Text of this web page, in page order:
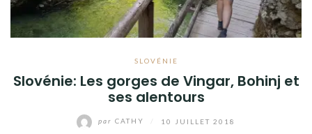
SLOVÉNIE
Slovénie: Les gorges de Vingar, Bohinj et
ses alentours
par CATHY 10 JUILLET 2018